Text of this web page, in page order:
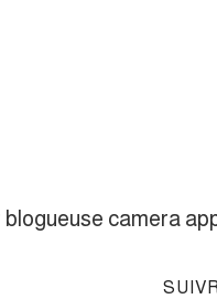
camera